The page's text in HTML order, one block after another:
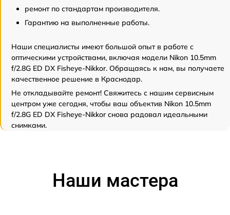
ремонт по стандартам производителя.
Гарантию на выполненные работы.
Наши специалисты имеют большой опыт в работе с
оптическими устройствами, включая модели Nikon 10.5mm
f/2.8G ED DX Fisheye-Nikkor. Обращаясь к нам, вы получаете
качественное решение в Краснодар.
Не откладывайте ремонт! Свяжитесь с нашим сервисным
центром уже сегодня, чтобы ваш объектив Nikon 10.5mm
f/2.8G ED DX Fisheye-Nikkor снова радовал идеальными
снимками.
Наши мастера